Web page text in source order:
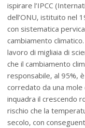
ispirare l’IPCC
dell’ONU, istituito nel
con sistematica
cambiamento
lavoro di migliaia di
che il cambiamento
responsabile, al 95%,
corredato da una
inquadra il crescendo
rischio che la
secolo, con